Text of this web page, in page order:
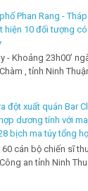
Phan Rang -
hiện 10 đối tượng
- Khoảng 23h00’
, tỉnh Ninh
đột xuất quán Bar
dương tính với
bịch ma túy tổng
cán bộ chiến sĩ
an tỉnh Ninh